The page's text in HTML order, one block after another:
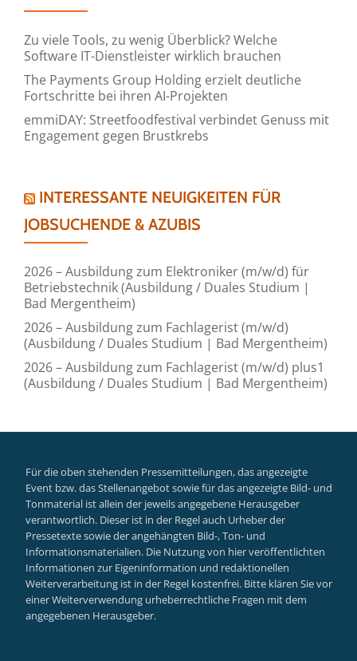
Zu viele Tools, zu wenig Überblick? Welche
Software IT-Dienstleister wirklich brauchen
The Payments Group Holding erzielt deutliche
Fortschritte bei ihren AI-Projekten
emmiDAY: Streetfoodfestival verbindet Genuss mit
Engagement gegen Brustkrebs
INTERESSANTE NEUIGKEITEN FÜR
JOBSUCHENDE & AZUBIS
2026 – Ausbildung zum Elektroniker (m/w/d) für
Betriebstechnik (Ausbildung / Duales Studium |
Bad Mergentheim)
2026 – Ausbildung zum Fachlagerist (m/w/d)
(Ausbildung / Duales Studium | Bad Mergentheim)
2026 – Ausbildung zum Fachlagerist (m/w/d) plus1
(Ausbildung / Duales Studium | Bad Mergentheim)
Für die oben stehenden Pressemitteilungen, das angezeigte
Event bzw. das Stellenangebot sowie für das angezeigte Bild- und
Tonmaterial ist allein der jeweils angegebene Herausgeber
verantwortlich. Dieser ist in der Regel auch Urheber der
Pressetexte sowie der angehängten Bild-, Ton- und
Informationsmaterialien. Die Nutzung von hier veröffentlichten
Informationen zur Eigeninformation und redaktionellen
Weiterverarbeitung ist in der Regel kostenfrei. Bitte klären Sie vor
einer Weiterverwendung urheberrechtliche Fragen mit dem
angegebenen Herausgeber.